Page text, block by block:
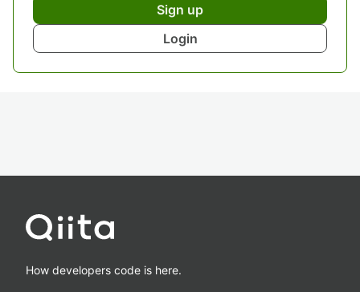
Sign up
Login
How developers code is here.